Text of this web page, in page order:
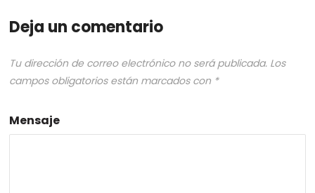
Deja un comentario
Tu dirección de correo electrónico no será publicada. Los
campos obligatorios están marcados con *
Mensaje